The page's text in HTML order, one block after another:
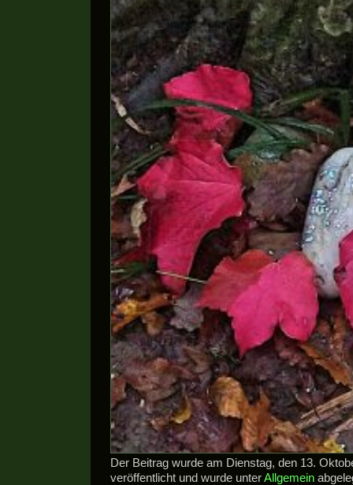
Der Beitrag wurde am Dienstag, den 13.
veröffentlicht und wurde unterAllgemein